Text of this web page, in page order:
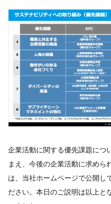
企業活動に関する優先課題につ
まえ、今後の企業活動に求めら
は、当社ホームページで公開し
ださい。本日のご説明は以上と